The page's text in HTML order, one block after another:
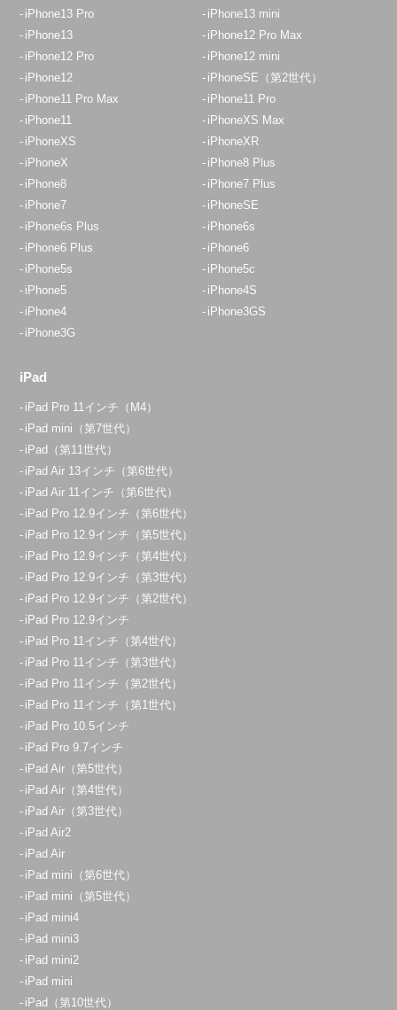
iPhone13 Pro
iPhone13 mini
iPhone13
iPhone12 Pro Max
iPhone12 Pro
iPhone12 mini
iPhone12
iPhoneSE（第2世代）
iPhone11 Pro Max
iPhone11 Pro
iPhone11
iPhoneXS Max
iPhoneXS
iPhoneXR
iPhoneX
iPhone8 Plus
iPhone8
iPhone7 Plus
iPhone7
iPhoneSE
iPhone6s Plus
iPhone6s
iPhone6 Plus
iPhone6
iPhone5s
iPhone5c
iPhone5
iPhone4S
iPhone4
iPhone3GS
iPhone3G
iPad
iPad Pro 11インチ（M4）
iPad mini（第7世代）
iPad（第11世代）
iPad Air 13インチ（第6世代）
iPad Air 11インチ（第6世代）
iPad Pro 12.9インチ（第6世代）
iPad Pro 12.9インチ（第5世代）
iPad Pro 12.9インチ（第4世代）
iPad Pro 12.9インチ（第3世代）
iPad Pro 12.9インチ（第2世代）
iPad Pro 12.9インチ
iPad Pro 11インチ（第4世代）
iPad Pro 11インチ（第3世代）
iPad Pro 11インチ（第2世代）
iPad Pro 11インチ（第1世代）
iPad Pro 10.5インチ
iPad Pro 9.7インチ
iPad Air（第5世代）
iPad Air（第4世代）
iPad Air（第3世代）
iPad Air2
iPad Air
iPad mini（第6世代）
iPad mini（第5世代）
iPad mini4
iPad mini3
iPad mini2
iPad mini
iPad（第10世代）